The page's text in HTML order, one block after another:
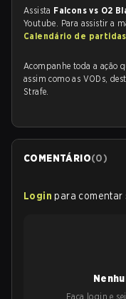
Assista Falcons vs O2
Youtube. Para assistir a
Calendário de
Acompanhe toda a ação
assim como as VODs,
Strafe.
COMENTÁRIO(0)
Login para
Faça login e